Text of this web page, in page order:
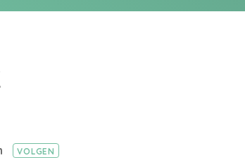
VOLGEN